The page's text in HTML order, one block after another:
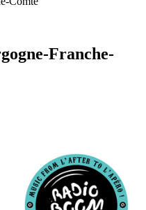
Franche-